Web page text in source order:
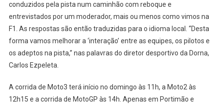
conduzidos pela pista num caminhão com reboque e
entrevistados por um moderador, mais ou menos como vimos na
F1. As respostas são então traduzidas para o idioma local. “Desta
forma vamos melhorar a ‘interação’ entre as equipes, os pilotos e
os adeptos na pista,” nas palavras do diretor desportivo da Dorna,
Carlos Ezpeleta.
A corrida de Moto3 terá início no domingo às 11h, a Moto2 às
12h15 e a corrida de MotoGP às 14h. Apenas em Portimão e